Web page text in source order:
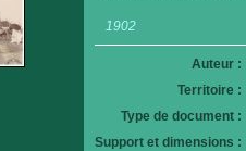
1902
Auteur :
Territoire :
Type de document :
Support et dimensions :